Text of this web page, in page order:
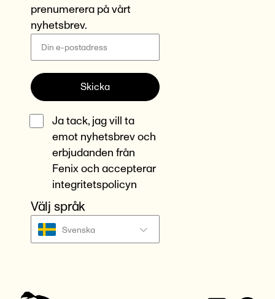
prenumerera på vårt
nyhetsbrev.
Skicka
Ja tack, jag vill ta
emot nyhetsbrev och
erbjudanden från
Fenix och accepterar
integritetspolicyn
Välj språk
Svenska